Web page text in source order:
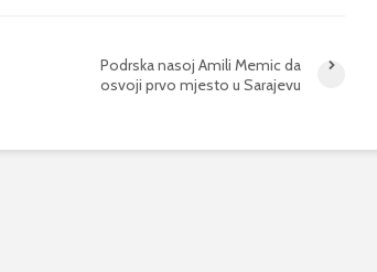
Podrska nasoj Amili Memic da
osvoji prvo mjesto u Sarajevu